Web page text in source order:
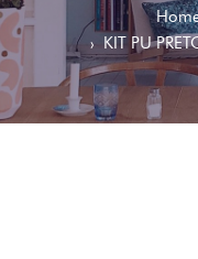
KIT PU